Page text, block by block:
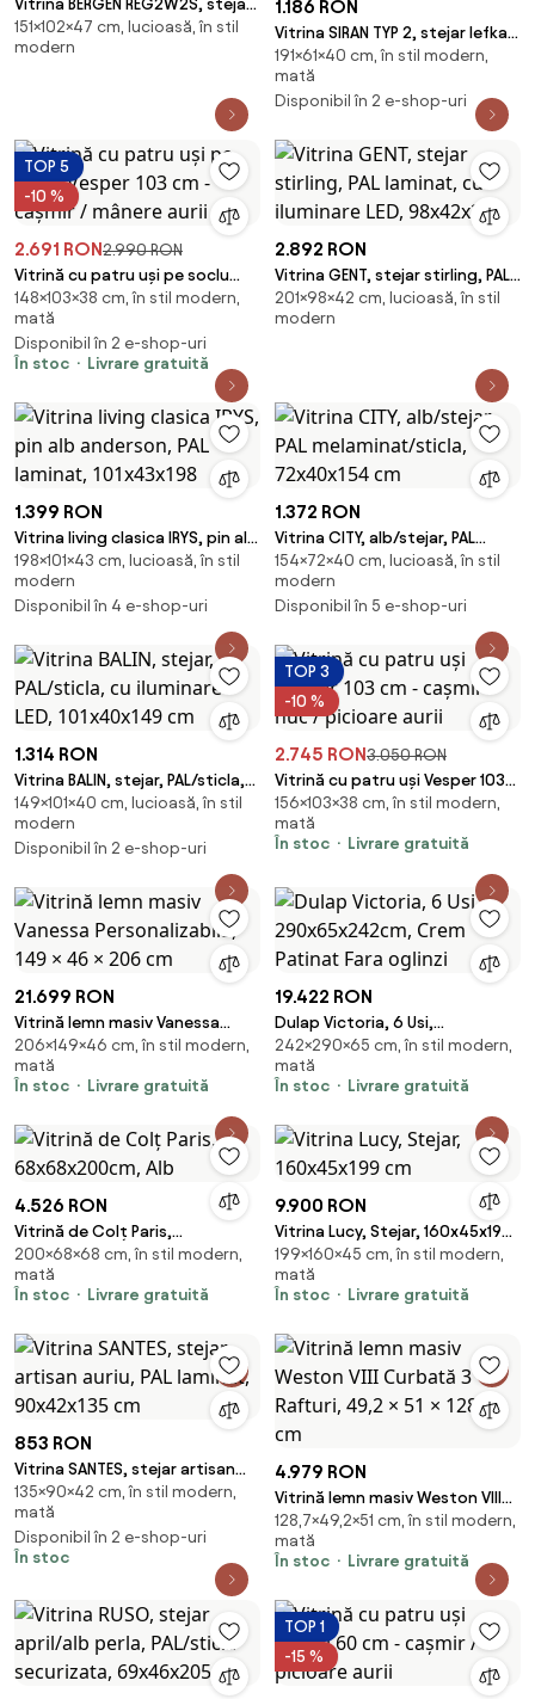
Vitrina BERGEN REG2W2S, stejar,
PAL/sticla securizata,
102x47x151 cm
151×102×47 cm, lucioasă, în stil
modern
1.186 RON
Vitrina SIRAN TYP 2, stejar lefkas,
DTD laminat/plastic, 61x40x191
cm
191×61×40 cm, în stil modern,
mată
Disponibil în 2 e-shop-uri
TOP 5
-10 %
2.691 RON2.990 RON
Vitrină cu patru uși pe soclu
Vesper 103 cm - cașmir /
mânere aurii
148×103×38 cm, în stil modern,
mată
Disponibil în 2 e-shop-uri
În stoc
Livrare gratuită
2.892 RON
Vitrina GENT, stejar stirling, PAL
laminat, cu iluminare LED,
98x42x20
201×98×42 cm, lucioasă, în stil
modern
1.399 RON
Vitrina living clasica IRYS, pin alb
anderson, PAL laminat,
101x43x198
198×101×43 cm, lucioasă, în stil
modern
Disponibil în 4 e-shop-uri
1.372 RON
Vitrina CITY, alb/stejar, PAL
melaminat/sticla, 72x40x154
cm
154×72×40 cm, lucioasă, în stil
modern
Disponibil în 5 e-shop-uri
1.314 RON
Vitrina BALIN, stejar, PAL/sticla,
cu iluminare LED, 101x40x149 cm
149×101×40 cm, lucioasă, în stil
modern
Disponibil în 2 e-shop-uri
TOP 3
-10 %
2.745 RON3.050 RON
Vitrină cu patru uși Vesper 103
cm - cașmir / nuc / picioare aurii
156×103×38 cm, în stil modern,
mată
În stoc
Livrare gratuită
21.699 RON
Vitrină lemn masiv Vanessa
Personalizabilă, 149 × 46 × 206
cm
206×149×46 cm, în stil modern,
mată
În stoc
Livrare gratuită
19.422 RON
Dulap Victoria, 6 Usi,
290x65x242cm, Crem Patinat
Fara oglinzi
242×290×65 cm, în stil modern,
mată
În stoc
Livrare gratuită
4.526 RON
Vitrină de Colț Paris,
68x68x200cm, Alb
200×68×68 cm, în stil modern,
mată
În stoc
Livrare gratuită
9.900 RON
Vitrina Lucy, Stejar, 160x45x199
cm
199×160×45 cm, în stil modern,
mată
În stoc
Livrare gratuită
853 RON
Vitrina SANTES, stejar artisan
auriu, PAL laminat, 90x42x135
cm
135×90×42 cm, în stil modern,
mată
Disponibil în 2 e-shop-uri
În stoc
4.979 RON
Vitrină lemn masiv Weston VIII
Curbată 3 Rafturi, 49,2 × 51 ×
128,7 cm
128,7×49,2×51 cm, în stil modern,
mată
În stoc
Livrare gratuită
TOP 1
-15 %